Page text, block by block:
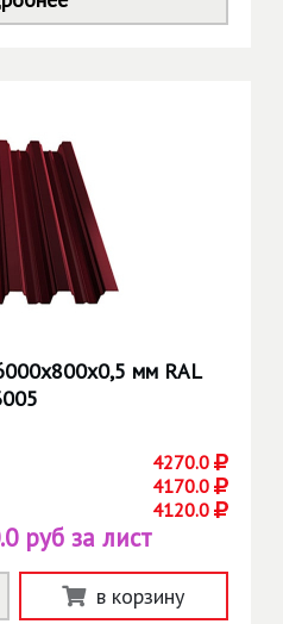
мм RAL
4270.0
4170.0
4120.0
руб за лист
в корзину